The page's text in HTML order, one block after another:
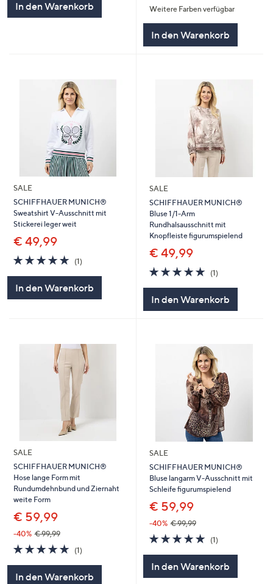
In den Warenkorb
5
Weitere Farben verfügbar
In den Warenkorb
SALE
SCHIFFHAUER MUNICH®
Sweatshirt V-Ausschnitt mit
Stickerei leger weit
€ 49,99
5.0
von
(1)1
In den Warenkorb
SALE
SCHIFFHAUER MUNICH®
Bluse 1/1-Arm
Rundhalsausschnitt mit
Knopfleiste figurumspielend
€ 49,99
5.0
von
(1)1
In den Warenkorb
SALE
SCHIFFHAUER MUNICH®
Hose lange Form mit
Rundumdehnbund und Ziernaht
weite Form
€ 59,99
-40% € 99,99
5.0
von
(1)1
In den Warenkorb
SALE
SCHIFFHAUER MUNICH®
Bluse langarm V-Ausschnitt mit
Schleife figurumspielend
€ 59,99
-40% € 99,99
5.0
von
(1)1
In den Warenkorb